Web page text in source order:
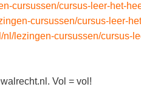
cursussen/cursus-leer-het-
cursussen/cursus-leer-
nl/lezingen-cursussen/cursus-
Vol = vol!